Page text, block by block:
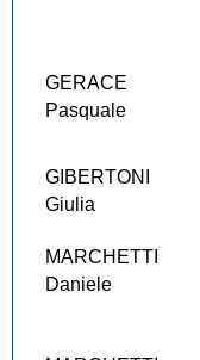
GERACE
Pasquale
GIBERTONI
Giulia
MARCHETTI
Daniele